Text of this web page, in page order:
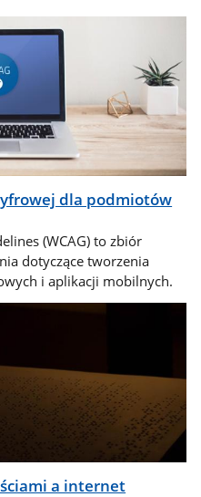
dla podmiotów
(WCAG) to zbiór
dotyczące tworzenia
i aplikacji mobilnych.
a internet